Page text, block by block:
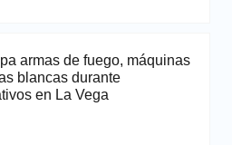
armas de fuego, máquinas
blancas durante
en La Vega